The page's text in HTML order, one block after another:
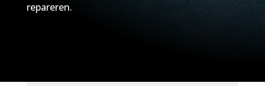
repareren.